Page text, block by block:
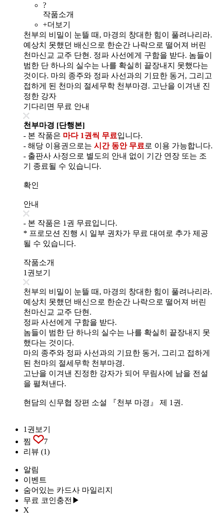
?
작품소개
+더보기
천부의 비밀이 눈뜰 때, 마경의 창대한 힘이 풀려나리라.
예상치 못했던 배신으로 한순간 나락으로 떨어져 버린
천마신교 교주 단현. 정파 사선에게 구함을 받다. 놈들이
범한 단 하나의 실수는 나를 확실히 끝장내지 못했다는
것이다. 마의 종주와 정파 사선과의 기묘한 동거, 그리고
접하게 된 천마의 절세무학 천부마경. 고난을 이겨낸 진
정한 강자
기다리면 무료 안내
천부마경 [단행본]
- 본 작품은 마다 1권씩 무료입니다.
- 해당 이용권으로는 시간 동안 무료 로 이용 가능합니다.
- 출판사 사정으로 별도의 안내 없이 기간 연장 또는 조
기 종료될 수 있습니다.
확인
안내
- 본 작품은 1권 무료입니다.
* 프로모션 진행 시 일부 권차가 무료 대여로 추가 제공
될 수 있습니다.
작품소개
1권보기
천부의 비밀이 눈뜰 때, 마경의 창대한 힘이 풀려나리라.
예상치 못했던 배신으로 한순간 나락으로 떨어져 버린
천마신교 교주 단현.
정파 사선에게 구함을 받다.
놈들이 범한 단 하나의 실수는 나를 확실히 끝장내지 못
했다는 것이다.
마의 종주와 정파 사선과의 기묘한 동거, 그리고 접하게
된 천마의 절세무학 천부마경.
고난을 이겨낸 진정한 강자가 되어 무림사에 남을 전설
을 펼쳐낸다.
현담의 신무협 장편 소설 『천부 마경』 제 1권.
1권보기
찜
7
리뷰 (1)
알림
이벤트
숨어있는 카드사 마일리지
무료 코인충전▶
X